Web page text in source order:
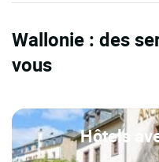
Wallonie : des
vous
Hôtels